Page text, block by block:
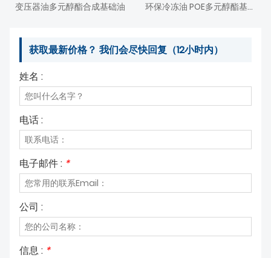
变压器油多元醇酯合成基础油 环保冷冻油 POE多元醇酯基础油
获取最新价格？ 我们会尽快回复（12小时内）
姓名 :
电话 :
电子邮件 : *
公司 :
信息 : *